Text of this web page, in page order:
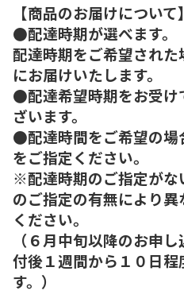
【商品のお届けについて】
●配達時期が選べます。
配達時期をご希望され
にお届けいたします。
●配達希望時期をお受け
ざいます。
●配達時間をご希望の場
をご指定ください。
※配達時期のご指定がな
のご指定の有無により
ください。
（６月中旬以降のお申
付後１週間から１０日程
す。）